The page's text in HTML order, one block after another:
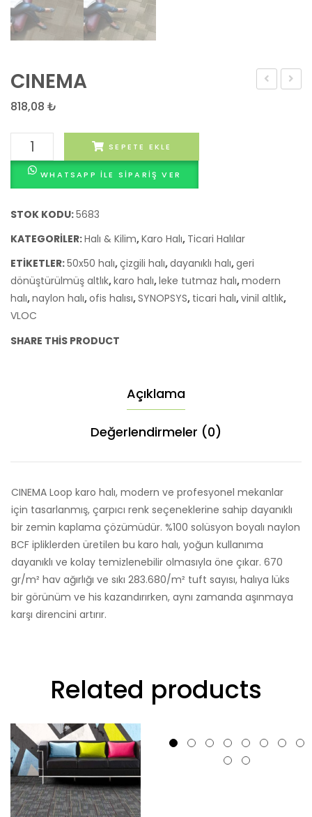
CINEMA
818,08 ₺
CINEMA
adet
SEPETE EKLE
WHATSAPP ILE SIPARIŞ VER
STOK KODU:5683
KATEGORILER:Halı & Kilim,Karo Halı, Ticari Halılar
ETIKETLER:50x50 halı,çizgili halı,dayanıklı halı,geri
dönüştürülmüş altlık,karo halı,leke tutmaz halı,modern
halı,naylon halı,ofis halısı,SYNOPSYS, ticari halı,vinil altlık,
VLOC
SHARE THIS PRODUCT
Açıklama
Değerlendirmeler (0)
CINEMA Loop karo halı, modern ve profesyonel mekanlar
için tasarlanmış, çarpıcı renk seçeneklerine sahip dayanıklı
bir zemin kaplama çözümüdür. %100 solüsyon boyalı naylon
BCF ipliklerden üretilen bu karo halı, yoğun kullanıma
dayanıklı ve kolay temizlenebilir olmasıyla öne çıkar. 670
gr/m² hav ağırlığı ve sıkı 283.680/m² tuft sayısı, halıya lüks
bir görünüm ve his kazandırırken, aynı zamanda aşınmaya
karşı direncini artırır.
Related products